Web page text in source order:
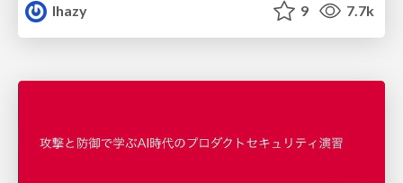
lhazy
9 7.7k